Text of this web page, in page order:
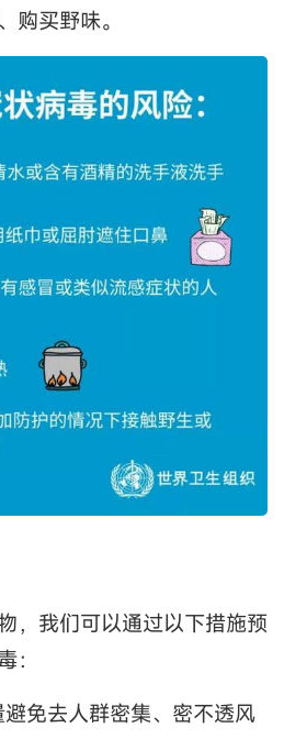
购买野味。
，我们可以通过以下措施预
：
避免去人群密集、密不透风